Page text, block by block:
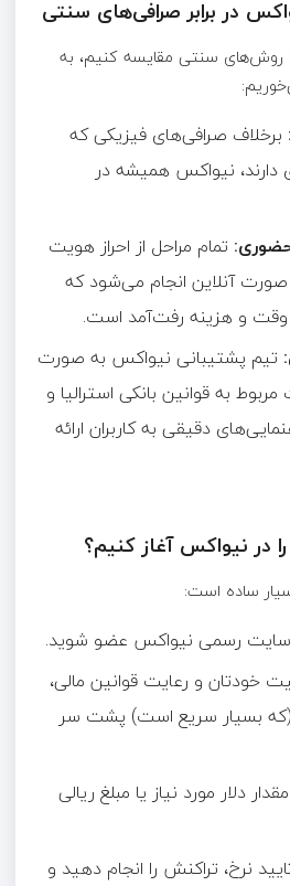
در برابر صرافی‌های سنتی
روش‌های سنتی مقایسه کنیم، به
: برخلاف صرافی‌های فیزیکی که
نیواکس همیشه در
: تمام مراحل از احراز هویت
صورت آنلاین انجام می‌شود که
وقت و هزینه رفت‌آمد است.
: تیم پشتیبانی نیواکس به صورت
به قوانین بانکی استرالیا و
دقیقی به کاربران ارائه
در نیواکس آغاز کنیم؟
ساده است:
رسمی نیواکس عضو شوید.
خودتان و رعایت قوانین مالی،
(که بسیار سریع است) پشت سر
مقدار دلار مورد نیاز یا مبلغ ریالی
نرخ، تراکنش را انجام دهید و